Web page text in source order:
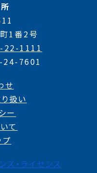
1番2号
22-1111
24-7601
せ
扱い
ー
て
プ